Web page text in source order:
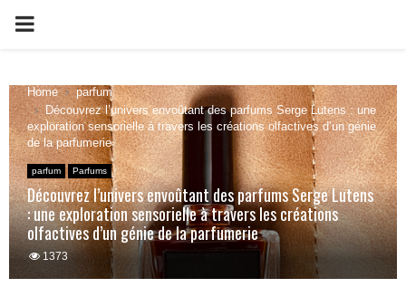
PRIMARY
Home
parfum
Découvrez l’univers envoûtant des parfums Serge Lutens : une
exploration sensorielle à travers les créations olfactives d’un génie
de la parfumerie
parfum Parfums
Découvrez l’univers envoûtant des parfums Serge Lutens
: une exploration sensorielle à travers les créations
olfactives d’un génie de la parfumerie
1373